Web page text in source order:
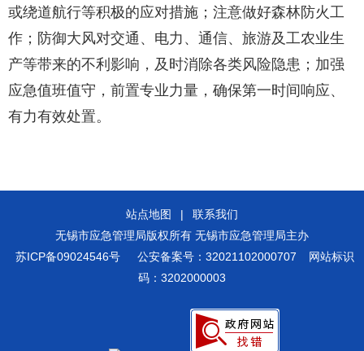
或绕道航行等积极的应对措施；注意做好森林防火工
作；防御大风对交通、电力、通信、旅游及工农业生
产等带来的不利影响，及时消除各类风险隐患；加强
应急值班值守，前置专业力量，确保第一时间响应、
有力有效处置。
站点地图 |
联系我们
无锡市应急管理局版权所有 无锡市应急管理局主办
苏ICP备09024546号
公安备案号：32021102000707
网站标识
码：3202000003